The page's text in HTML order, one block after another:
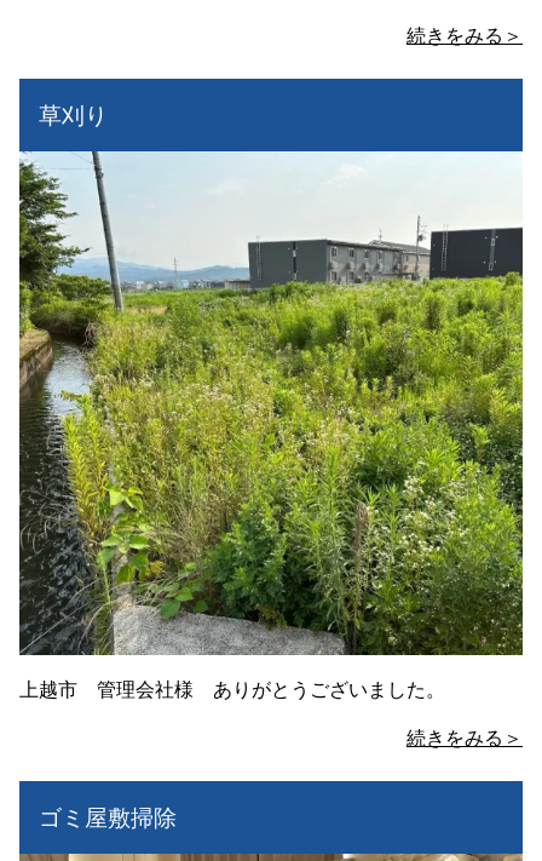
続きをみる＞
草刈り
上越市 管理会社様 ありがとうございました。
続きをみる＞
ゴミ屋敷掃除